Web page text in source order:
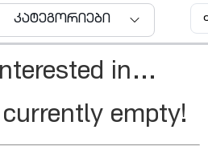
კატეგორიები
in…
empty!